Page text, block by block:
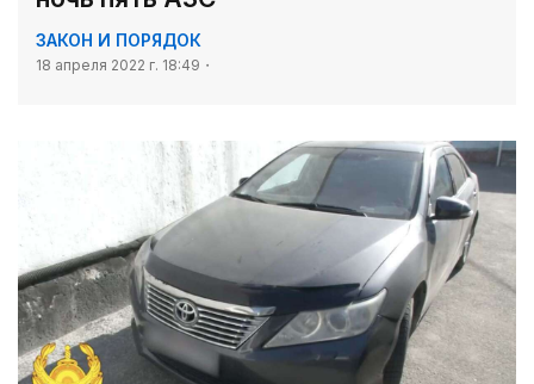
ЗАКОН И ПОРЯДОК
18 апреля 2022 г. 18:49